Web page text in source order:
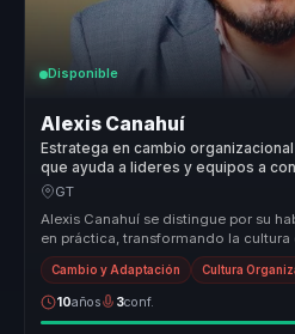
Disponible
Alexis Canahuí
Estratega en cambio
que ayuda a lideres y equipos a
cohesion y mejor ejecucion.
GT
Alexis Canahuí se distingue por su
en práctica, transformando la
empresa...
Cambio y Adaptación Cultura
10años 3conf.